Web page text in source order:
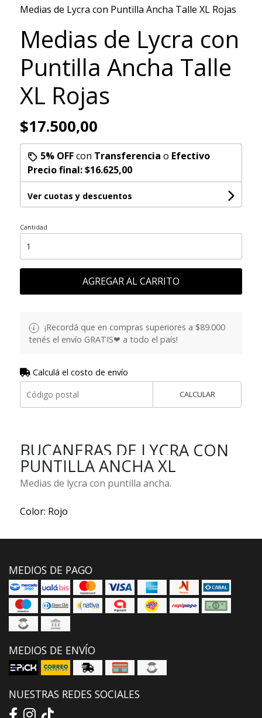
Medias de Lycra con Puntilla Ancha Talle XL Rojas
Medias de Lycra con
Puntilla Ancha Talle
XL Rojas
$17.500,00
5% OFFcon Transferencia o Efectivo
Precio final:$16.625,00
Ver cuotas y descuentos
Cantidad
AGREGAR AL CARRITO
¡Recordá que en compras superiores a $89.000
tenés el envío GRATIS❤ a todo el país!
Calculá el costo de envío
CALCULAR
BUCANERAS DE LYCRA CON
PUNTILLA ANCHA XL
Medias de lycra con puntilla ancha.
Color: Rojo
MEDIOS DE PAGO
MEDIOS DE ENVÍO
NUESTRAS REDES SOCIALES